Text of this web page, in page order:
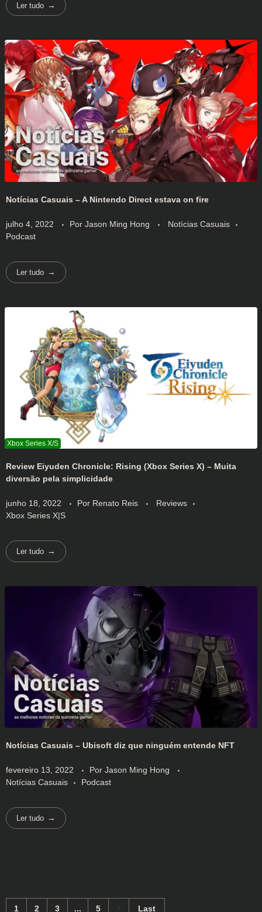
Ler tudo
Notícias Casuais – A Nintendo Direct estava on fire
julho 4, 2022 Por Jason Ming Hong
Notícias Casuais
Podcast
Ler tudo
Review Eiyuden Chronicle: Rising (Xbox Series X) – Muita
diversão pela simplicidade
junho 18, 2022 Por Renato Reis
Reviews
Xbox Series X|S
Ler tudo
Notícias Casuais – Ubisoft diz que ninguém entende NFT
fevereiro 13, 2022 Por Jason Ming Hong
Notícias Casuais
Podcast
Ler tudo
1 2 3 ... 5 Last